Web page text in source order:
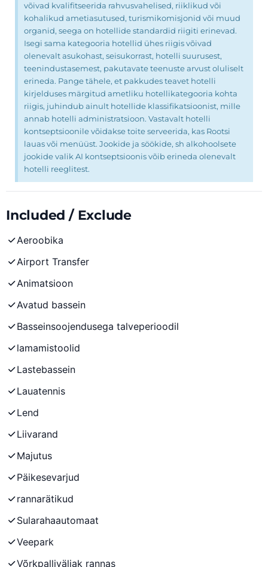
võivad kvalifitseerida rahvusvahelised, riiklikud või
kohalikud ametiasutused, turismikomisjonid või muud
organid, seega on hotellide standardid riigiti erinevad.
Isegi sama kategooria hotellid ühes riigis võivad
olenevalt asukohast, seisukorrast, hotelli suurusest,
teenindustasemest, pakutavate teenuste arvust oluliselt
erineda. Pange tähele, et pakkudes teavet hotelli
kirjelduses märgitud ametliku hotellikategooria kohta
riigis, juhindub ainult hotellide klassifikatsioonist, mille
annab hotelli administratsioon. Vastavalt hotelli
kontseptsioonile võidakse toite serveerida, kas Rootsi
lauas või menüüst. Jookide ja söökide, sh alkohoolsete
jookide valik AI kontseptsioonis võib erineda olenevalt
hotelli reeglitest.
Included / Exclude
Aeroobika
Airport Transfer
Animatsioon
Avatud bassein
Basseinsoojendusega talveperioodil
lamamistoolid
Lastebassein
Lauatennis
Lend
Liivarand
Majutus
Päikesevarjud
rannarätikud
Sularahaautomaat
Veepark
Võrkpalliväljak rannas